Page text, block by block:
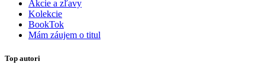
Akcie a zľavy
Kolekcie
BookTok
Mám záujem o titul
Top autori